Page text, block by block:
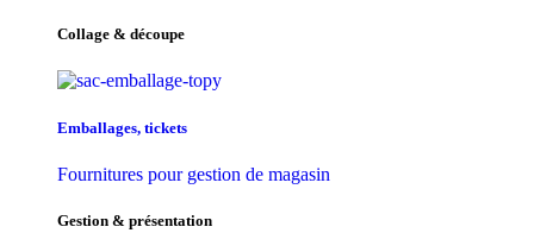
Collage & découpe
Emballages, tickets
Fournitures pour gestion de magasin
Gestion & présentation